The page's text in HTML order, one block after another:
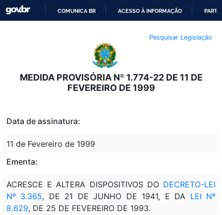
O
CONTEÚDO
COMUNICA BR ACESSO À INFORMAÇÃO
Pesquisar Legislação
MEDIDA PROVISÓRIA Nº 1.774-22 DE 11 DE
FEVEREIRO DE 1999
Data de assinatura:
11 de Fevereiro de 1999
Ementa:
ACRESCE E ALTERA DISPOSITIVOS DO DECRETO-LEI
Nº 3.365, DE 21 DE JUNHO DE 1941, E DA LEI Nº
8.629, DE 25 DE FEVEREIRO DE 1993.